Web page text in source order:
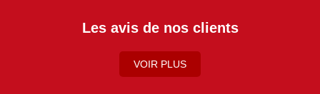
Les avis de nos clients
VOIR PLUS